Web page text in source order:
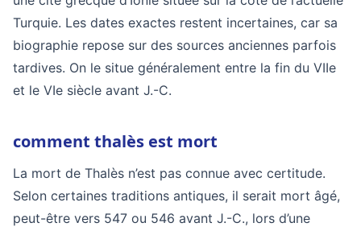
Turquie. Les dates exactes restent incertaines, car sa
biographie repose sur des sources anciennes parfois
tardives. On le situe généralement entre la fin du VIIe
et le VIe siècle avant J.-C.
comment thalès est mort
La mort de Thalès n’est pas connue avec certitude.
Selon certaines traditions antiques, il serait mort âgé,
peut-être vers 547 ou 546 avant J.-C., lors d’une